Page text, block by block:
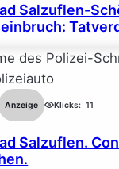
Salzuflen-
Anzeige Klicks: 11
Salzuflen.